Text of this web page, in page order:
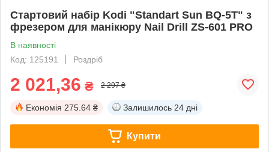
Стартовий набір Kodi "Standart Sun BQ-5T" з
фрезером для манікюру Nail Drill ZS-601 PRO
В наявності
Код: 125191
Роздріб
2 021,36 ₴ 2 297 ₴
Економія 275.64 ₴ Залишилось 24 дні
Купити